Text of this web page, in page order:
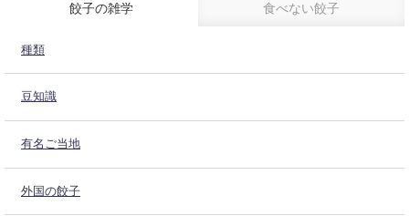
餃子の雑学 食べない餃子
種類
豆知識
有名ご当地
外国の餃子